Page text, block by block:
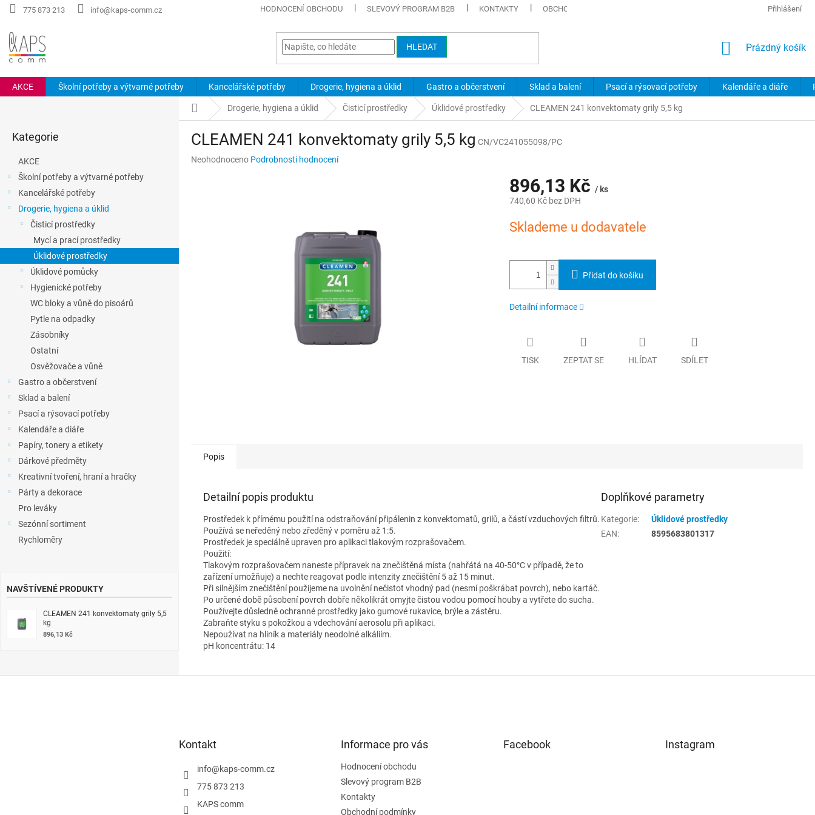
Přejít
775 873 213 info@kaps-comm.cz HODNOCENÍ OBCHODU SLEVOVÝ PROGRAM B2B KONTAKTY OBCHODNÍ PODMÍNKY PODMÍNKY OCHRANY OSOBNÍCH ÚDAJŮ
Přihlášení
HLEDAT
NÁKUPNÍ
Prázdný košík
AKCE Školní potřeby a výtvarné potřeby Kancelářské potřeby Drogerie, hygiena a úklid Gastro a občerstvení Sklad a balení Psací a rýsovací potřeby Kalendáře a diáře
n
e
kategorie
Kategorie
AKCE
Školní potřeby a výtvarné potřeby
Kancelářské potřeby
Drogerie, hygiena a úklid
Čisticí prostředky
Mycí a prací prostředky
Úklidové prostředky
Úklidové pomůcky
Hygienické potřeby
WC bloky a vůně do pisoárů
Pytle na odpadky
Zásobníky
Ostatní
Osvěžovače a vůně
Gastro a občerstvení
Sklad a balení
Psací a rýsovací potřeby
Kalendáře a diáře
Papíry, tonery a etikety
Dárkové předměty
Kreativní tvoření, hraní a hračky
Párty a dekorace
Pro leváky
Sezónní sortiment
Rychloměry
NAVŠTÍVENÉ PRODUKTY
CLEAMEN 241 konvektomaty grily 5,5
kg
896,13 Kč
Domů Drogerie, hygiena a úklid Čisticí prostředky Úklidové prostředky CLEAMEN 241 konvektomaty grily 5,5 kg
CLEAMEN 241 konvektomaty grily 5,5 kg CN/VC241055098/PC
Průměrné
Neohodnoceno Podrobnosti hodnocení
896,13 Kč / ks
740,60 Kč bez DPH
cena:
Sklademe u dodavatele
Přidat do košíku
Detailní informace
TISK ZEPTAT SE HLÍDAT SDÍLET
Popis
Detailní popis produktu
Prostředek k přímému použití na odstraňování připálenin z konvektomatů, grilů, a částí vzduchových filtrů.
Používá se neředěný nebo zředěný v poměru až 1:5.
Prostředek je speciálně upraven pro aplikaci tlakovým rozprašovačem.
Použití:
Tlakovým rozprašovačem naneste přípravek na znečištěná místa (nahřátá na 40-50°C v případě, že to
zařízení umožňuje) a nechte reagovat podle intenzity znečištění 5 až 15 minut.
Při silnějším znečištění použijeme na uvolnění nečistot vhodný pad (nesmí poškrábat povrch), nebo kartáč.
Po určené době působení povrch dobře několikrát omyjte čistou vodou pomocí houby a vytřete do sucha.
Používejte důsledně ochranné prostředky jako gumové rukavice, brýle a zástěru.
Zabraňte styku s pokožkou a vdechování aerosolu při aplikaci.
Nepoužívat na hliník a materiály neodolné alkáliím.
pH koncentrátu: 14
Doplňkové parametry
Kategorie:
Úklidové prostředky
EAN: 8595683801317
Kontakt
info@kaps-comm.cz
775 873 213
KAPS comm
Informace pro vás
Hodnocení obchodu
Slevový program B2B
Kontakty
Obchodní podmínky
Facebook Instagram